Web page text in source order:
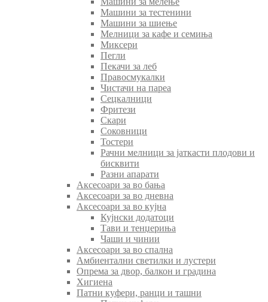
Машини за тестенини
Машини за шиење
Мелници за кафе и семиња
Миксери
Пегли
Пекачи за леб
Правосмукалки
Чистачи на пареа
Сецкалници
Фритези
Скари
Соковници
Тостери
Рачни мелници за јаткасти плодови и
бисквити
Разни апарати
Аксесоари за во бања
Аксесоари за во дневна
Аксесоари за во кујна
Кујнски додатоци
Тави и тенџериња
Чаши и чинии
Аксесоари за во спална
Амбиентални светилки и лустери
Опрема за двор, балкон и градина
Хигиена
Патни куфери, ранци и ташни